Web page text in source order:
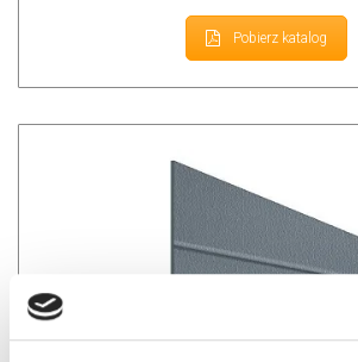
Pobierz katalog